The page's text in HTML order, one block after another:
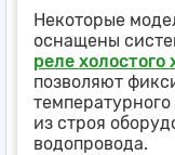
Некоторые
оснащены
реле холостого
позволяют
из строя
водопровода.